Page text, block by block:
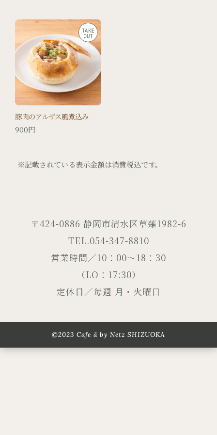
豚肉のアルザス風煮込み
900円
※記載されている表示金額は消費税込です。
〒424-0886 静岡市清水区草薙1982-6
TEL.054-347-8810
営業時間／10：00～18：30
（LO：17:30）
定休日／毎週 月・火曜日
©2023 Cafe ä by Netz SHIZUOKA